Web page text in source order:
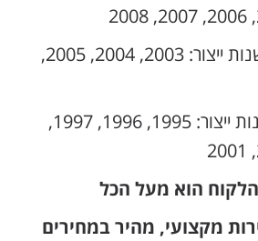
אאודי A4 קבריולט שנות ייצור: 2003, 2004, 2005,
אאודי A4 אבאנט שנות ייצור: 1995, 1996, 1997,
הוא מעל הכל
מקצועי, מהיר במחירים